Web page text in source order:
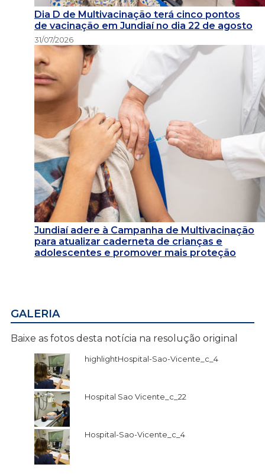
Dia D de Multivacinação terá cinco pontos
de vacinação em Jundiaí no dia 22 de agosto
31/07/2026
Jundiaí adere à Campanha de Multivacinação
para atualizar caderneta de crianças e
adolescentes e promover mais proteção
GALERIA
Baixe as fotos desta notícia na resolução original
highlightHospital-Sao-Vicente_c_4
Hospital Sao Vicente_c_22
Hospital-Sao-Vicente_c_4